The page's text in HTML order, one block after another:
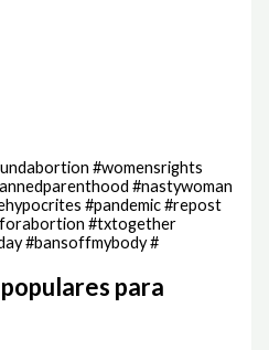
#womensrights
#nastywoman
#pandemic #repost
#txtogether
#bansoffmybody #
para